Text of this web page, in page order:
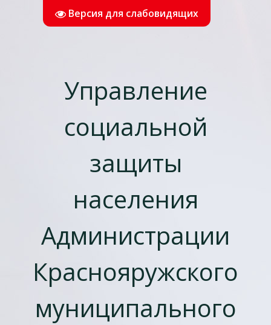
Версия для слабовидящих
Управление
социальной
защиты
населения
Администрации
Краснояружского
муниципального